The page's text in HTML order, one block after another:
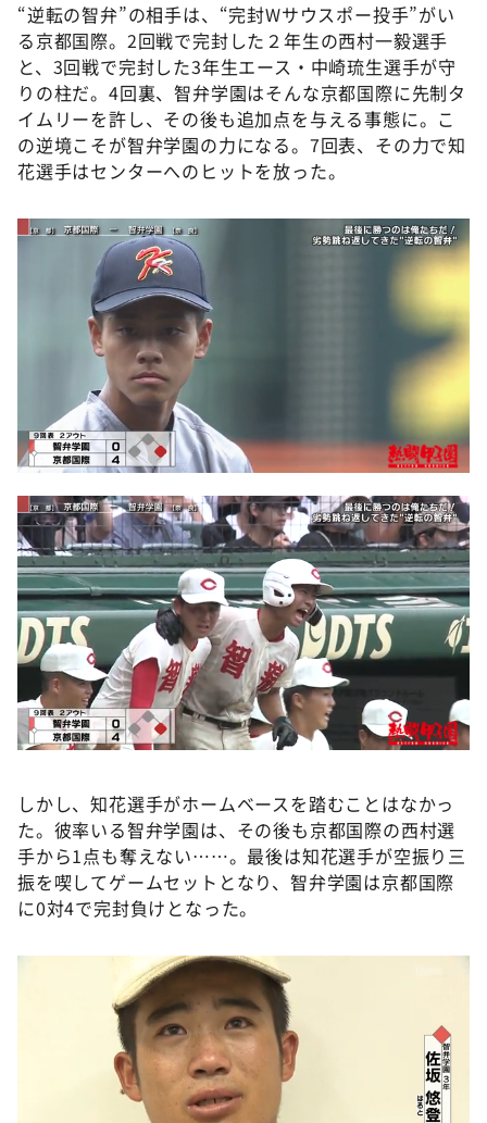
“逆転の智弁”の相手は、“完封Wサウスポー投手”がい
る京都国際。2回戦で完封した２年生の西村一毅選手
と、3回戦で完封した3年生エース・中崎琉生選手が守
りの柱だ。4回裏、智弁学園はそんな京都国際に先制タ
イムリーを許し、その後も追加点を与える事態に。こ
の逆境こそが智弁学園の力になる。7回表、その力で知
花選手はセンターへのヒットを放った。
しかし、知花選手がホームベースを踏むことはなかっ
た。彼率いる智弁学園は、その後も京都国際の西村選
手から1点も奪えない……。最後は知花選手が空振り三
振を喫してゲームセットとなり、智弁学園は京都国際
に0対4で完封負けとなった。